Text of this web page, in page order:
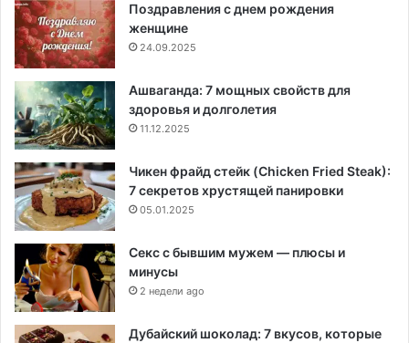
Поздравления с днем рождения
женщине
24.09.2025
Ашваганда: 7 мощных свойств для
здоровья и долголетия
11.12.2025
Чикен фрайд стейк (Chicken Fried Steak):
7 секретов хрустящей панировки
05.01.2025
Секс с бывшим мужем — плюсы и
минусы
2 недели ago
Дубайский шоколад: 7 вкусов, которые